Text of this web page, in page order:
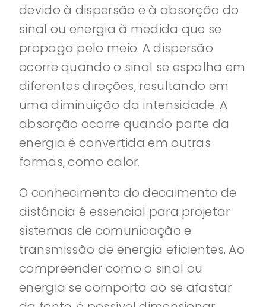
devido à dispersão e à absorção do
sinal ou energia à medida que se
propaga pelo meio. A dispersão
ocorre quando o sinal se espalha em
diferentes direções, resultando em
uma diminuição da intensidade. A
absorção ocorre quando parte da
energia é convertida em outras
formas, como calor.
O conhecimento do decaimento de
distância é essencial para projetar
sistemas de comunicação e
transmissão de energia eficientes. Ao
compreender como o sinal ou
energia se comporta ao se afastar